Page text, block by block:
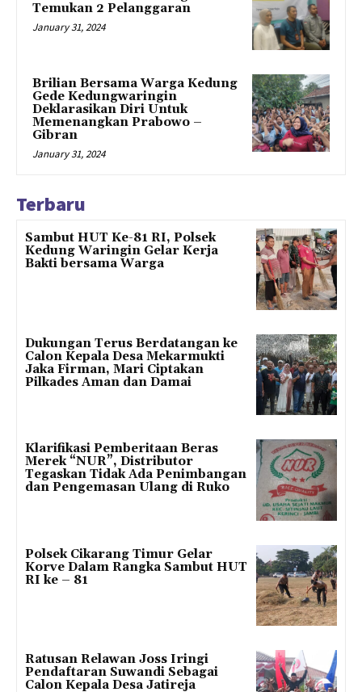
Temukan 2 Pelanggaran
January 31, 2024
Brilian Bersama Warga Kedung
Gede Kedungwaringin
Deklarasikan Diri Untuk
Memenangkan Prabowo –
Gibran
January 31, 2024
Terbaru
Sambut HUT Ke-81 RI, Polsek
Kedung Waringin Gelar Kerja
Bakti bersama Warga
Dukungan Terus Berdatangan ke
Calon Kepala Desa Mekarmukti
Jaka Firman, Mari Ciptakan
Pilkades Aman dan Damai
Klarifikasi Pemberitaan Beras
Merek “NUR”, Distributor
Tegaskan Tidak Ada Penimbangan
dan Pengemasan Ulang di Ruko
Polsek Cikarang Timur Gelar
Korve Dalam Rangka Sambut HUT
RI ke – 81
Ratusan Relawan Joss Iringi
Pendaftaran Suwandi Sebagai
Calon Kepala Desa Jatireja